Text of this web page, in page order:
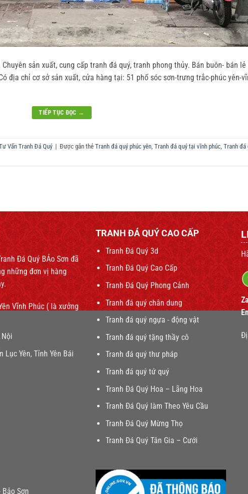
sản xuất, cung cấp tranh đá quý, tranh phong thủy. Bán buôn- bán
địa chỉ cơ sở sản xuất, cửa hàng tại: 51 phố sóc sơn-trưng trắc-phúc yên-
TIẾP TỤC ĐỌC →
Vấn Tranh Đá Quý | Được gắn thẻ Tranh đá quý phúc yên, Tranh đá quý tại vĩnh phúc, Tranh đá
Đá Quý BẢo Sơn đã
những đơn vị hàng
Vĩnh Phúc ( là xưởng
Yên, Tỉnh Yên Bái
Sơn
TRANH ĐÁ QUÝ CAO CẤP
Tranh Đá Quý 3d
Tranh Đá Quý Cao Cấp
Tranh Đá Quý Phong Cảnh
Tranh đá quý chân dung
Tranh đá quý ngựa - động vật
Tranh đá quý tặng thầy cô
Tranh đá quý thư pháp
Tranh đá quý tứ quý
Tranh Đá Quý Hoa – Lãng Hoa
Tranh Đá Quý làm Theo Yêu Cầu
Tranh Đá Quý Mừng Thọ
Tranh Đá Quý Tân Gia – Cưới